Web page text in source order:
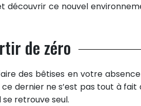
découvrir ce nouvel
de zéro
des bêtises en votre
dernier ne s’est pas tout à
se retrouve seul.